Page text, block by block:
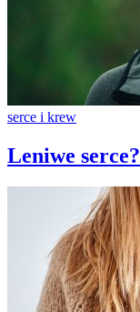
serce i krew
Leniwe serce?